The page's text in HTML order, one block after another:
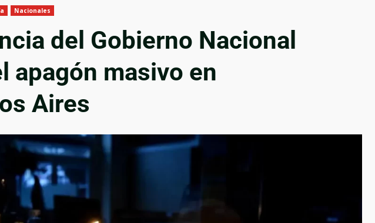
Nacionales
del Gobierno Nacional
apagón masivo en
Aires